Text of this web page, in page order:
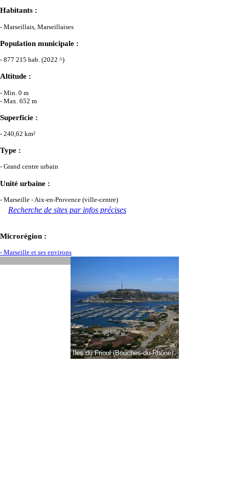
Habitants :
- Marseillais, Marseillaises
Population municipale :
- 877 215 hab. (2022 ^)
Altitude :
- Min. 0 m
- Max. 652 m
Superficie :
- 240,62 km²
Type :
- Grand centre urbain
Unité urbaine :
- Marseille - Aix-en-Provence (ville-centre)
Recherche de sites par infos précises
Microrégion :
- Marseille et ses environs
Iles du Frioul (Bouches-du-Rhône)